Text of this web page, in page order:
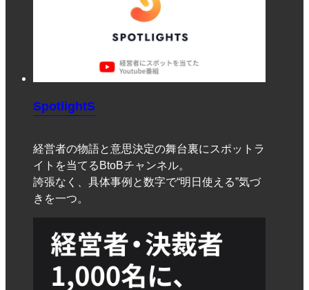
SpotlightS
経営者の物語と意思決定の舞台裏にスポットラ
イトを当てるBtoBチャンネル。
誇張なく、具体事例と数字で“明日使える”気づ
きを一つ。